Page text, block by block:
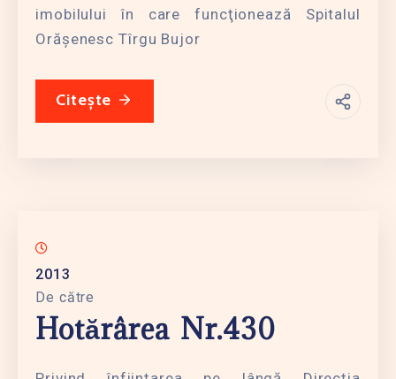
imobilului în care funcţionează Spitalul
Orăşenesc Tîrgu Bujor
Citește
2013
De către
Hotărârea Nr.430